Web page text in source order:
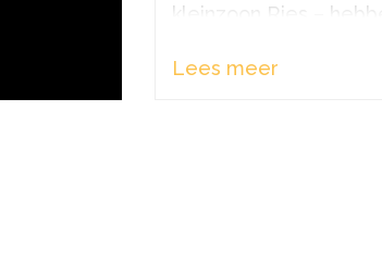
kleinzoon Ries –
bijgedragen aan
Lees meer